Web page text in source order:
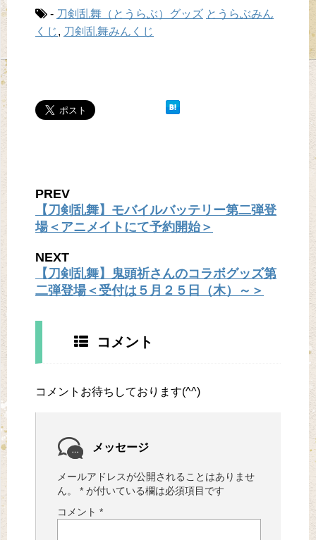
- 刀剣乱舞（とうらぶ）グッズ とうらぶみん
くじ, 刀剣乱舞みんくじ
PREV
【刀剣乱舞】モバイルバッテリー第二弾登
場＜アニメイトにて予約開始＞
NEXT
【刀剣乱舞】鬼頭祈さんのコラボグッズ第
二弾登場＜受付は５月２５日（木）～＞
コメント
コメントお待ちしております(^^)
メッセージ
メールアドレスが公開されることはありませ
ん。
* が付いている欄は必須項目です
コメント *